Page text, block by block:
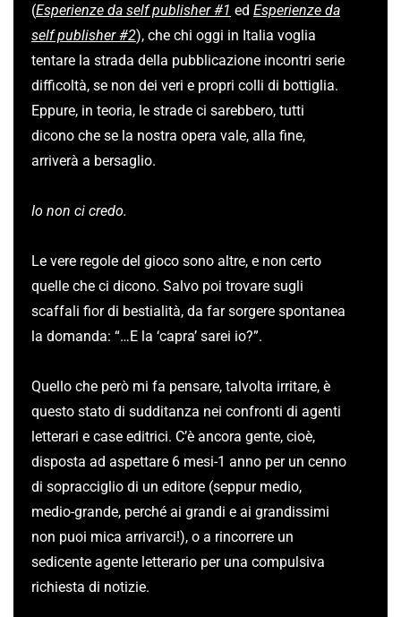
(Esperienze da self publisher #1 ed Esperienze da
self publisher #2), che chi oggi in Italia voglia
tentare la strada della pubblicazione incontri serie
difficoltà, se non dei veri e propri colli di bottiglia.
Eppure, in teoria, le strade ci sarebbero, tutti
dicono che se la nostra opera vale, alla fine,
arriverà a bersaglio.
Io non ci credo.
Le vere regole del gioco sono altre, e non certo
quelle che ci dicono. Salvo poi trovare sugli
scaffali fior di bestialità, da far sorgere spontanea
la domanda: “…E la ‘capra’ sarei io?”.
Quello che però mi fa pensare, talvolta irritare, è
questo stato di sudditanza nei confronti di agenti
letterari e case editrici. C’è ancora gente, cioè,
disposta ad aspettare 6 mesi-1 anno per un cenno
di sopracciglio di un editore (seppur medio,
medio-grande, perché ai grandi e ai grandissimi
non puoi mica arrivarci!), o a rincorrere un
sedicente agente letterario per una compulsiva
richiesta di notizie.